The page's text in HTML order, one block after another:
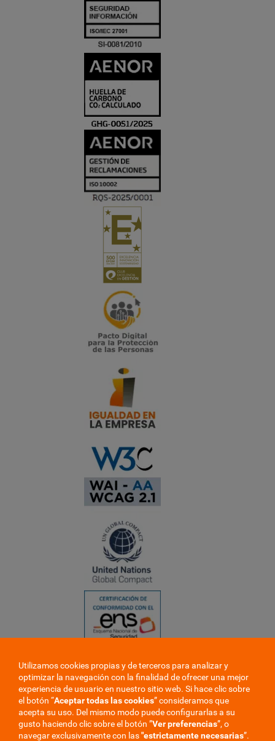
❮
❯
Utilizamos cookies propias y de terceros para analizar y
optimizar la navegación con la finalidad de ofrecer una mejor
experiencia de usuario en nuestro sitio web. Si hace clic sobre
el botón “Aceptar todas las cookies” consideramos que
acepta su uso. Del mismo modo puede configurarlas a su
gusto haciendo clic sobre el botón ”Ver preferencias”, o
navegar exclusivamente con las"estrictamentenecesarias”.